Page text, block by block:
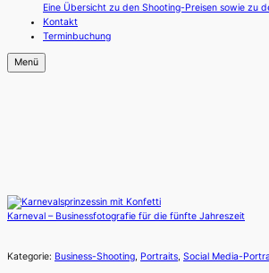
Eine Übersicht zu den Shooting-Preisen sowie zu
Kontakt
Terminbuchung
Menü
Karneval – Businessfotografie für die fünfte Jahreszeit
Kategorie: Business-Shooting, Portraits, Social Media-